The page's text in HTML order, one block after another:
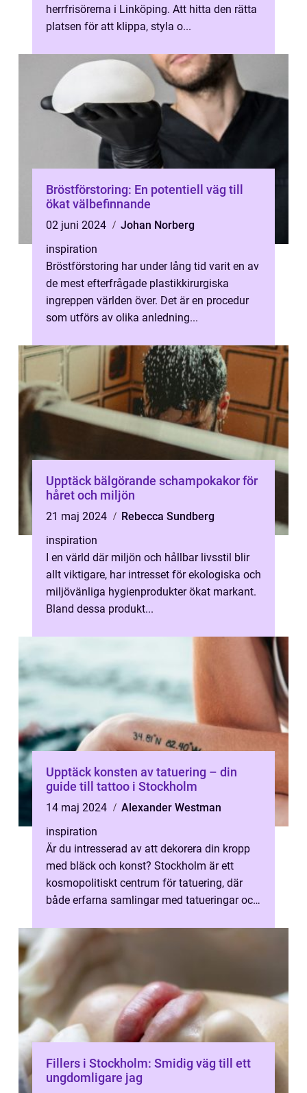
herrfrisörerna i Linköping. Att hitta den rätta
platsen för att klippa, styla o...
Bröstförstoring: En potentiell väg till
ökat välbefinnande
02 juni 2024
Johan Norberg
inspiration
Bröstförstoring har under lång tid varit en av
de mest efterfrågade plastikkirurgiska
ingreppen världen över. Det är en procedur
som utförs av olika anledning...
Upptäck bälgörande schampokakor för
håret och miljön
21 maj 2024
Rebecca Sundberg
inspiration
I en värld där miljön och hållbar livsstil blir
allt viktigare, har intresset för ekologiska och
miljövänliga hygienprodukter ökat markant.
Bland dessa produkt...
Upptäck konsten av tatuering – din
guide till tattoo i Stockholm
14 maj 2024
Alexander Westman
inspiration
Är du intresserad av att dekorera din kropp
med bläck och konst? Stockholm är ett
kosmopolitiskt centrum för tatuering, där
både erfarna samlingar med tatueringar och
Fillers i Stockholm: Smidig väg till ett
ungdomligare jag